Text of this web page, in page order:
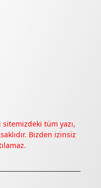
sitemizdeki tüm yazı,
Bizden izinsiz